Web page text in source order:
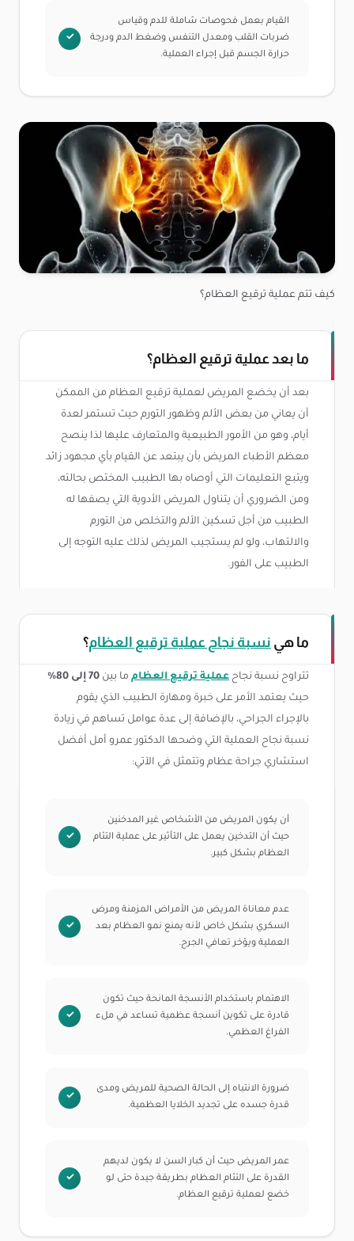
القيام بعمل فحوصات شاملة للدم وقياس
ضربات القلب ومعدل التنفس وضغط الدم ودرجة
حرارة الجسم قبل إجراء العملية.
كيف تتم عملية ترقيع العظام؟
ما بعد عملية ترقيع العظام؟
بعد أن يخضع المريض لعملية ترقيع العظام من الممكن
أن يعاني من بعض الألم وظهور التورم حيث تستمر لعدة
أيام، وهو من الأمور الطبيعية والمتعارف عليها لذا ينصح
معظم الأطباء المريض بأن يبتعد عن القيام بأي مجهود زائد
ويتبع التعليمات التي أوصاه بها الطبيب المختص بحالته،
ومن الضروري أن يتناول المريض الأدوية التي يصفها له
الطبيب من أجل تسكين الألم والتخلص من التورم
والالتهاب، ولو لم يستجيب المريض لذلك عليه التوجه إلى
الطبيب على الفور.
ما هي نسبة نجاح عملية ترقيع العظام؟
تتراوح نسبة نجاح عملية ترقيع العظام ما بين
حيث يعتمد الأمر على خبرة ومهارة الطبيب الذي يقوم
بالإجراء الجراحي، بالإضافة إلى عدة عوامل تساهم في زيادة
نسبة نجاح العملية التي وضحها الدكتور عمرو أمل أفضل
استشاري جراحة عظام وتتمثل في الآتي:
أن يكون المريض من الأشخاص غير المدخنين
حيث أن التدخين يعمل على التأثير على عملية التئام
العظام بشكل كبير.
عدم معاناة المريض من الأمراض المزمنة ومرض
السكري بشكل خاص لأنه يمنع نمو العظام بعد
العملية ويؤخر تعافي الجرح.
الاهتمام باستخدام الأنسجة المانحة حيث تكون
قادرة على تكوين أنسجة عظمية تساعد في ملء
الفراغ العظمي.
ضرورة الانتباه إلى الحالة الصحية للمريض ومدى
قدرة جسده على تجديد الخلايا العظمية.
عمر المريض حيث أن كبار السن لا يكون لديهم
القدرة على التئام العظام بطريقة جيدة حتى لو
خضع لعملية ترقيع العظام.